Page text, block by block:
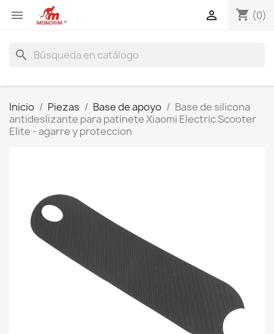
 shopping_cart (0)

search
Inicio Piezas Base de apoyo
Base de silicona
antideslizante para patinete Xiaomi Electric Scooter
Elite - agarre y proteccion